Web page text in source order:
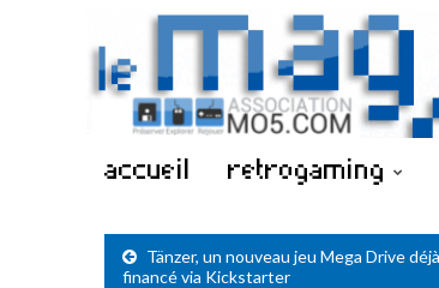
accueil retrogaming
Tänzer, un nouveau jeu Mega Drive déjà
financé via Kickstarter